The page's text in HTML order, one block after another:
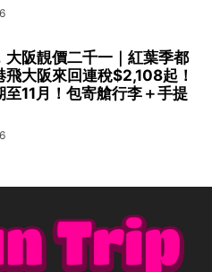
大阪靚價二千一｜紅葉季都
飛大阪來回連稅$2,108起！
至11月！包寄艙行李＋手提